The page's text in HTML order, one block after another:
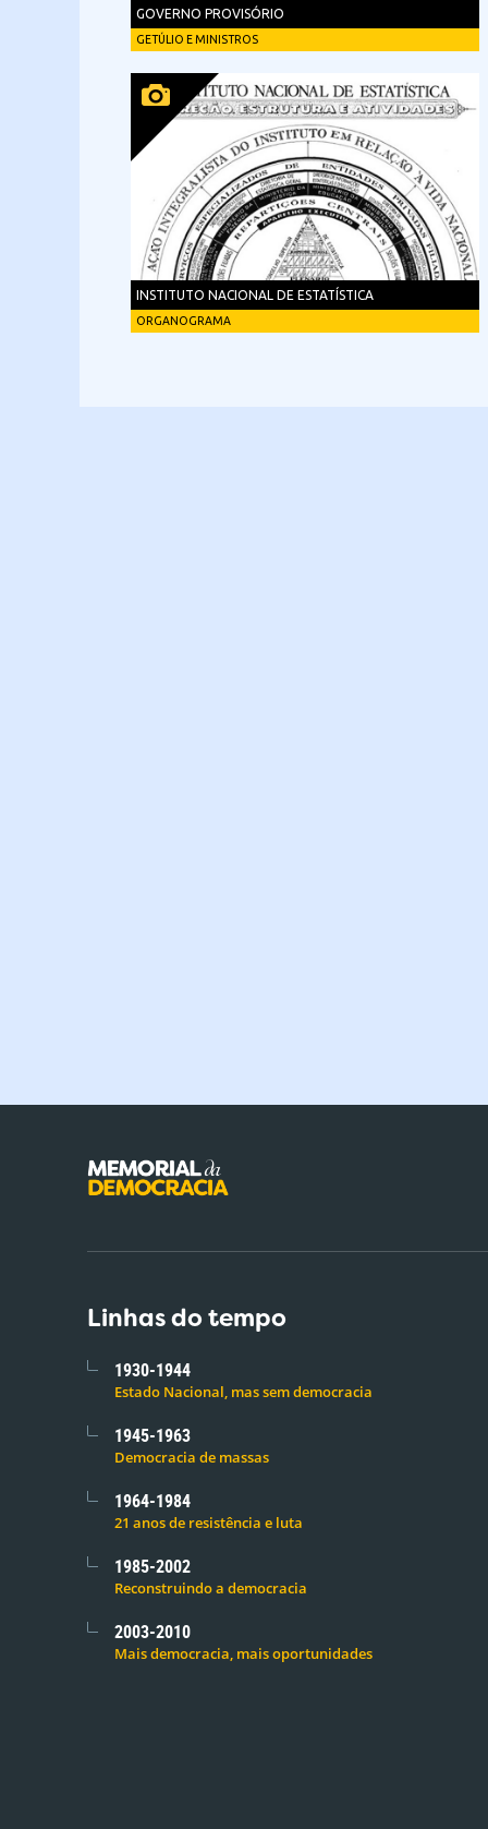
GOVERNO PROVISÓRIO
GETÚLIO E MINISTROS
INSTITUTO NACIONAL DE ESTATÍSTICA
ORGANOGRAMA
Linhas do tempo
1930-1944
Estado Nacional, mas sem democracia
1945-1963
Democracia de massas
1964-1984
21 anos de resistência e luta
1985-2002
Reconstruindo a democracia
2003-2010
Mais democracia, mais oportunidades